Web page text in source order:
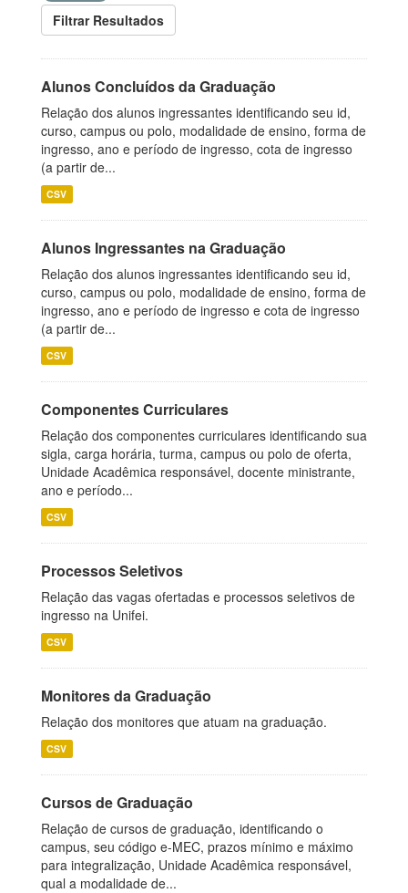
Filtrar Resultados
Alunos Concluídos da Graduação
Relação dos alunos ingressantes identificando seu id,
curso, campus ou polo, modalidade de ensino, forma de
ingresso, ano e período de ingresso, cota de ingresso
(a partir de...
CSV
Alunos Ingressantes na Graduação
Relação dos alunos ingressantes identificando seu id,
curso, campus ou polo, modalidade de ensino, forma de
ingresso, ano e período de ingresso e cota de ingresso
(a partir de...
CSV
Componentes Curriculares
Relação dos componentes curriculares identificando sua
sigla, carga horária, turma, campus ou polo de oferta,
Unidade Acadêmica responsável, docente ministrante,
ano e período...
CSV
Processos Seletivos
Relação das vagas ofertadas e processos seletivos de
ingresso na Unifei.
CSV
Monitores da Graduação
Relação dos monitores que atuam na graduação.
CSV
Cursos de Graduação
Relação de cursos de graduação, identificando o
campus, seu código e-MEC, prazos mínimo e máximo
para integralização, Unidade Acadêmica responsável,
qual a modalidade de...